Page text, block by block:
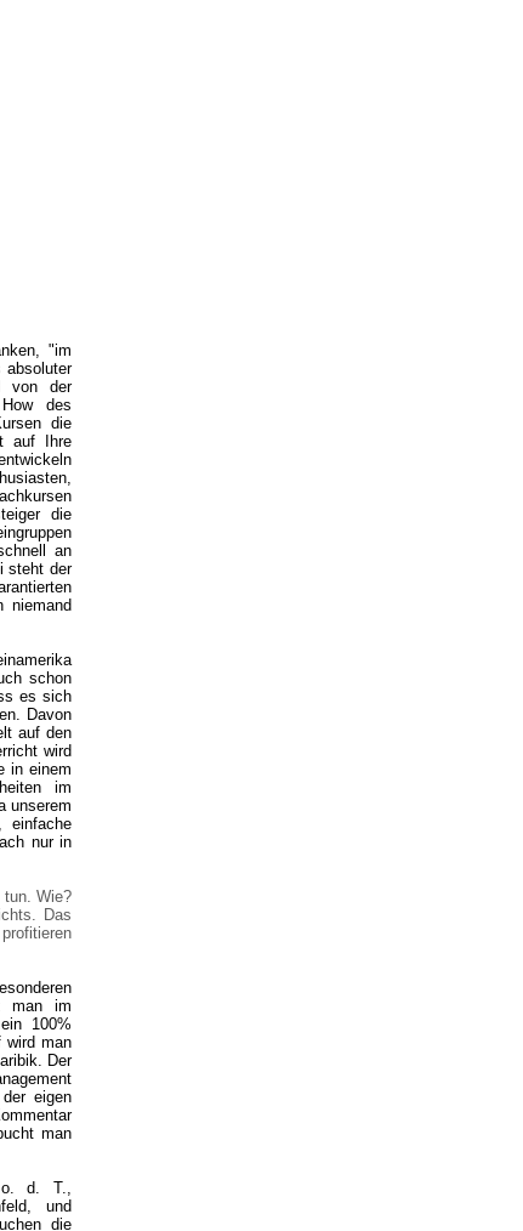
"im
absoluter
von der
des
die
auf Ihre
die
an
steht der
niemand
schon
es sich
Davon
auf den
wird
in einem
im
unserem
einfache
nur in
tun. Wie?
Das
man im
100%
wird man
Der
eigen
man
o. d. T.,
und
die